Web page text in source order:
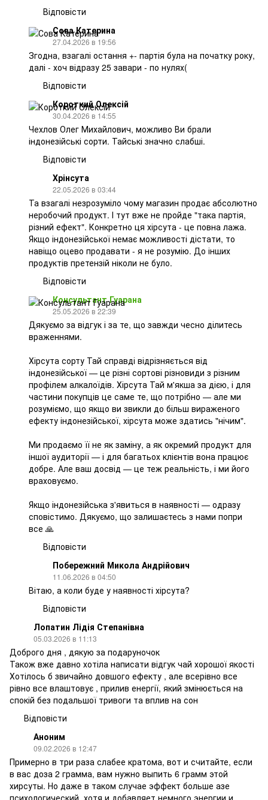
Відповісти
Сова Катерина
27.04.2026 в 19:56
Згодна, взагалі остання +- партія була на початку року,
далі - хоч відразу 25 завари - по нулях(
Відповісти
Короткий Олексій
30.04.2026 в 14:55
Чехлов Олег Михайлович, можливо Ви брали
індонезійські сорти. Тайські значно слабші.
Відповісти
Хрінсута
22.05.2026 в 03:44
Та взагалі незрозуміло чому магазин продає абсолютно
неробочий продукт. І тут вже не пройде "така партія,
різний ефект". Конкретно ця хірсута - це повна лажа.
Якщо індонезійської немає можливості дістати, то
навіщо оцево продавати - я не розумію. До інших
продуктів претензій ніколи не було.
Відповісти
Консультант Гуарана
25.05.2026 в 22:39
Дякуємо за відгук і за те, що завжди чесно ділитесь
враженнями.
Хірсута сорту Тай справді відрізняється від
індонезійської — це різні сортові різновиди з різним
профілем алкалоїдів. Хірсута Тай м'якша за дією, і для
частини покупців це саме те, що потрібно — але ми
розуміємо, що якщо ви звикли до більш вираженого
ефекту індонезійської, хірсута може здатись "нічим".
Ми продаємо її не як заміну, а як окремий продукт для
іншої аудиторії — і для багатьох клієнтів вона працює
добре. Але ваш досвід — це теж реальність, і ми його
враховуємо.
Якщо індонезійська з'явиться в наявності — одразу
сповістимо. Дякуємо, що залишаєтесь з нами попри
все 🙏
Відповісти
Побережний Микола Андрійович
11.06.2026 в 04:50
Вітаю, а коли буде у наявності хірсута?
Відповісти
Лопатин Лідія Степанівна
05.03.2026 в 11:13
Доброго дня , дякую за подаруночок
Також вже давно хотіла написати відгук чай хорошої якості
Хотілось б звичайно довшого ефекту , але всерівно все
рівно все влаштовує , прилив енергії, який змінюється на
спокій без подальшої тривоги та вплив на сон
Відповісти
Аноним
09.02.2026 в 12:47
Примерно в три раза слабее кратома, вот и считайте, если
в вас доза 2 грамма, вам нужно выпить 6 грамм этой
хирсуты. Но даже в таком случае эффект больше азе
психологический, хотя и добавляет немного энергии и